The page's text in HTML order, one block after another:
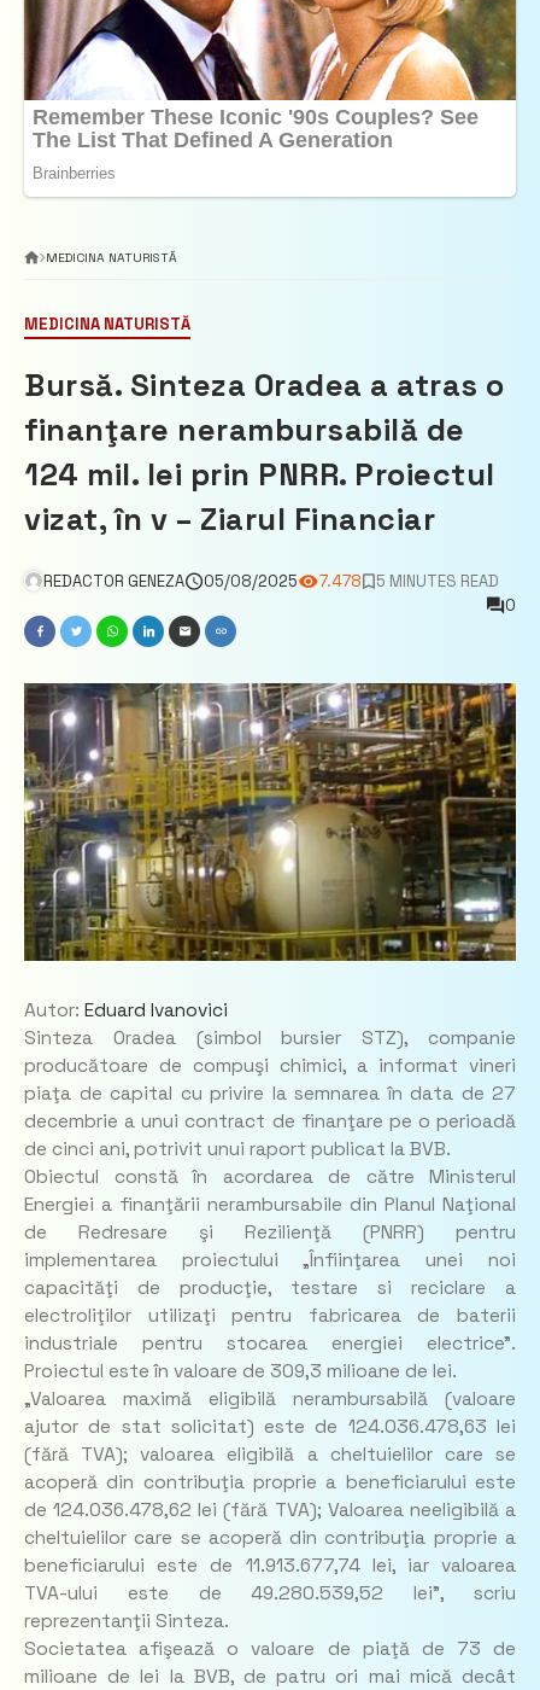
MEDICINA NATURISTĂ
MEDICINA NATURISTĂ
Bursă. Sinteza Oradea a atras o
finanţare nerambursabilă de
124 mil. lei prin PNRR. Proiectul
vizat, în v – Ziarul Financiar
REDACTOR GENEZA 05/08/2025 7.478
5 MINUTES READ
0
Autor: Eduard Ivanovici
Sinteza Oradea (simbol bursier STZ), companie
producătoare de compuşi chimici, a informat vineri
piaţa de capital cu privire la semnarea în data de 27
decembrie a unui contract de finanţare pe o perioadă
de cinci ani, potrivit unui raport publicat la BVB.
Obiectul constă în acordarea de către Ministerul
Energiei a finanţării nerambursabile din Planul Naţional
de Redresare şi Rezilienţă (PNRR) pentru
implementarea proiectului „Înfiinţarea unei noi
capacităţi de producţie, testare si reciclare a
electroliţilor utilizaţi pentru fabricarea de baterii
industriale pentru stocarea energiei electrice”.
Proiectul este în valoare de 309,3 milioane de lei.
„Valoarea maximă eligibilă nerambursabilă (valoare
ajutor de stat solicitat) este de 124.036.478,63 lei
(fără TVA); valoarea eligibilă a cheltuielilor care se
acoperă din contribuţia proprie a beneficiarului este
de 124.036.478,62 lei (fără TVA); Valoarea neeligibilă a
cheltuielilor care se acoperă din contribuţia proprie a
beneficiarului este de 11.913.677,74 lei, iar valoarea
TVA-ului este de 49.280.539,52 lei”, scriu
reprezentanţii Sinteza.
Societatea afişează o valoare de piaţă de 73 de
milioane de lei la BVB, de patru ori mai mică decât